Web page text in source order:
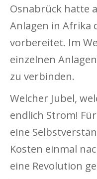
Osnabrück hatte
Anlagen in Afrika
vorbereitet. Im
einzelnen
zu verbinden.
Welcher Jubel,
endlich Strom!
eine
Kosten einmal
eine Revolution